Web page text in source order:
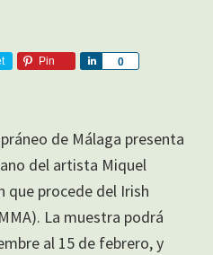
Pin 0
de Málaga presenta
del artista Miquel
que procede del Irish
La muestra podrá
al 15 de febrero, y